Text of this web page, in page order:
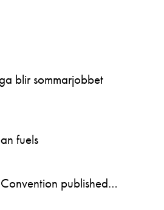
blir sommarjobbet
fuels
published…